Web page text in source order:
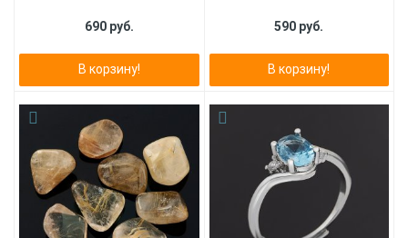
690 руб.
В корзину!
590 руб.
В корзину!